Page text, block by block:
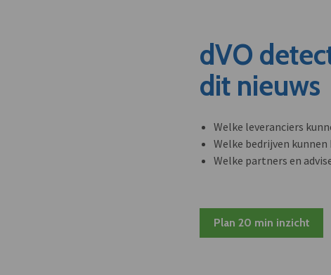
dVO
dit nieuws
Welke leveranciers
Welke bedrijven
Welke partners en
Plan 20 min inzicht